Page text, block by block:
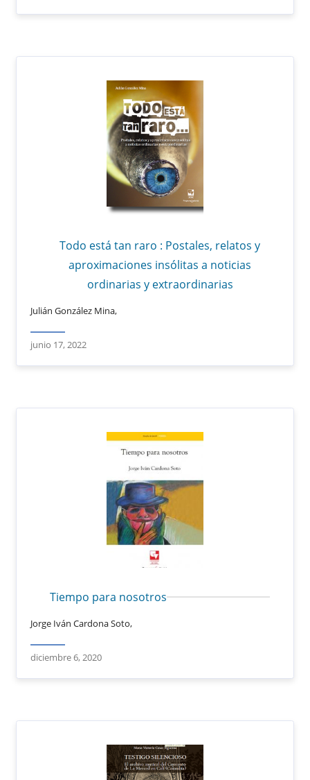
Todo está tan raro : Postales, relatos y
aproximaciones insólitas a noticias
ordinarias y extraordinarias
Julián González Mina,
junio 17, 2022
Tiempo para nosotros
Jorge Iván Cardona Soto,
diciembre 6, 2020